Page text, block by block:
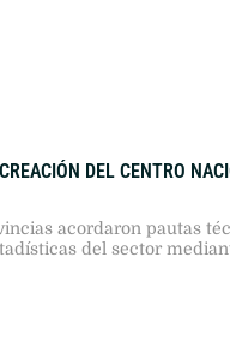
DEL CENTRO
acordaron pautas
del sector
de información.